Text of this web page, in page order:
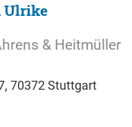
Ulrike
& Heitmüller
70372 Stuttgart